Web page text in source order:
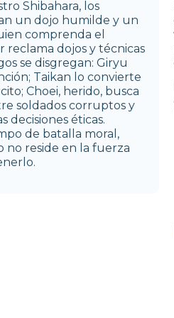
Shibahara, los
un dojo humilde y un
comprenda el
reclama dojos y técnicas
se disgregan: Giryu
Taikan lo convierte
Choei, herido, busca
soldados corruptos y
decisiones éticas.
de batalla moral,
reside en la fuerza